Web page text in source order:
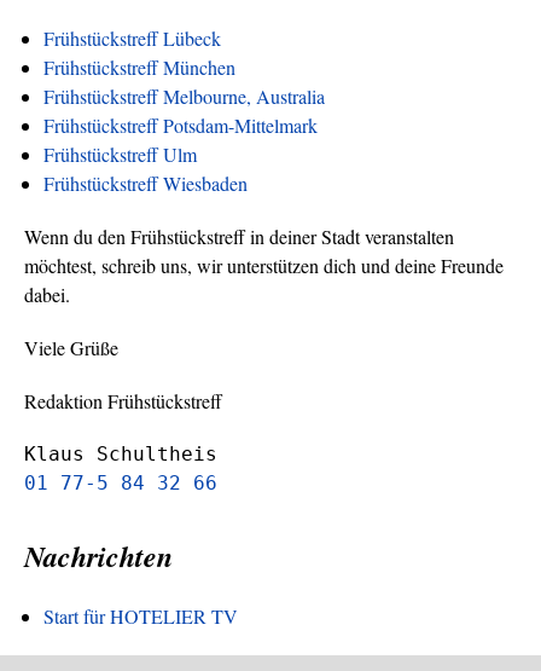
Frühstückstreff Lübeck
Frühstückstreff München
Frühstückstreff Melbourne, Australia
Frühstückstreff Potsdam-Mittelmark
Frühstückstreff Ulm
Frühstückstreff Wiesbaden
Wenn du den Frühstückstreff in deiner Stadt veranstalten
möchtest, schreib uns, wir unterstützen dich und deine Freunde
dabei.
Viele Grüße
Redaktion Frühstückstreff
Klaus Schultheis
01 77-5 84 32 66
Nachrichten
Start für HOTELIER TV